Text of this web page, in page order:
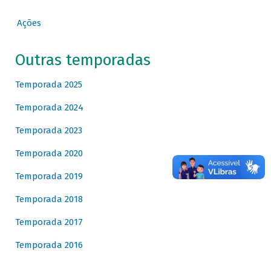
Ações
Outras temporadas
Temporada 2025
Temporada 2024
Temporada 2023
Temporada 2020
Temporada 2019
Temporada 2018
Temporada 2017
Temporada 2016